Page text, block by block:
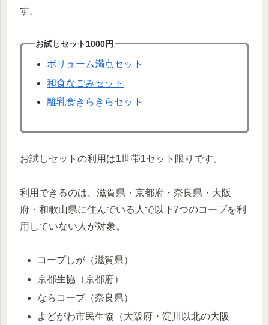
す。
お試しセット1000円
ボリューム満点セット
和食なごみセット
離乳食きらきらセット
お試しセットの利用は1世帯1セット限りです。
利用できるのは、滋賀県・京都府・奈良県・大阪
府・和歌山県に住んでいる人で以下7つのコープを利
用していない人が対象。
コープしが（滋賀県）
京都生協（京都府）
ならコープ（奈良県）
よどがわ市民生協（大阪府・淀川以北の大阪